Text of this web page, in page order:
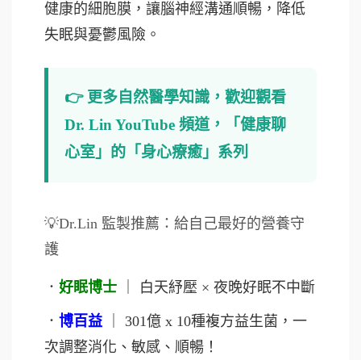
健康的細胞膜，讓腦神經溝通順暢，降低
失眠與憂鬱風險。
👉 更多自然醫學知識，歡迎觀看
Dr. Lin YouTube 頻道，「健康聊
心室」的「身心療癒」系列
💡Dr.Lin 監製推薦：給自己最好的營養守
護
． 好眠博士 ｜ 白天紓壓 × 夜晚好眠不中斷
． 博百益 ｜ 301億 x 10種複方益生菌，一
次調整消化、敏感、順暢！